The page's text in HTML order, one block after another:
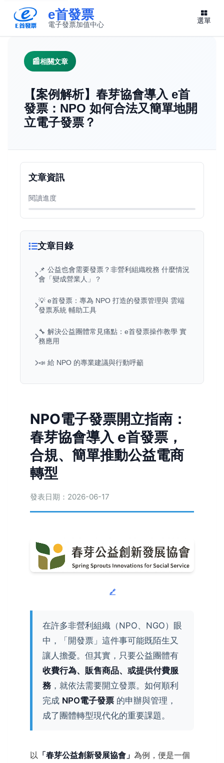
e首發票
電子發票加值中心 選單
相關文章
【案例解析】春芽協會導入 e首
發票：NPO 如何合法又簡單地開
立電子發票？
文章目錄
📌 公益也會需要發票？非營利組織稅務 什麼情況
會「變成營業人」？
💡 e首發票：專為 NPO 打造的發票管理與 雲端
發票系統 輔助工具
🔧 解決公益團體常見痛點：e首發票操作教學 實
務應用
📣 給 NPO 的專業建議與行動呼籲
NPO電子發票開立指南：
春芽協會導入 e首發票，
合規、簡單推動公益電商
轉型
發表日期：2026-06-17
在許多非營利組織（NPO、NGO）眼
中，「開發票」這件事可能既陌生又
讓人擔憂。但其實，只要公益團體有
收費行為、販售商品、或提供付費服
務 ，就依法需要開立發票。如何順利
完成 NPO電子發票 的申辦與管理，
成了團體轉型現代化的重要課題。
以 「春芽公益創新發展協會」 為例，便是一個
文章資訊
閱讀進度